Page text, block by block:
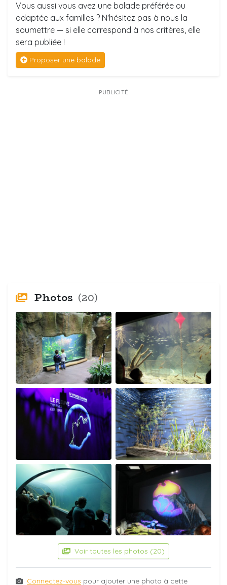
Vous aussi vous avez une balade préférée ou
adaptée aux familles ? N'hésitez pas à nous la
soumettre — si elle correspond à nos critères, elle
sera publiée !
Proposer une balade
PUBLICITÉ
Photos (20)
Voir toutes les photos (20)
Connectez-vous pour ajouter une photo à cette